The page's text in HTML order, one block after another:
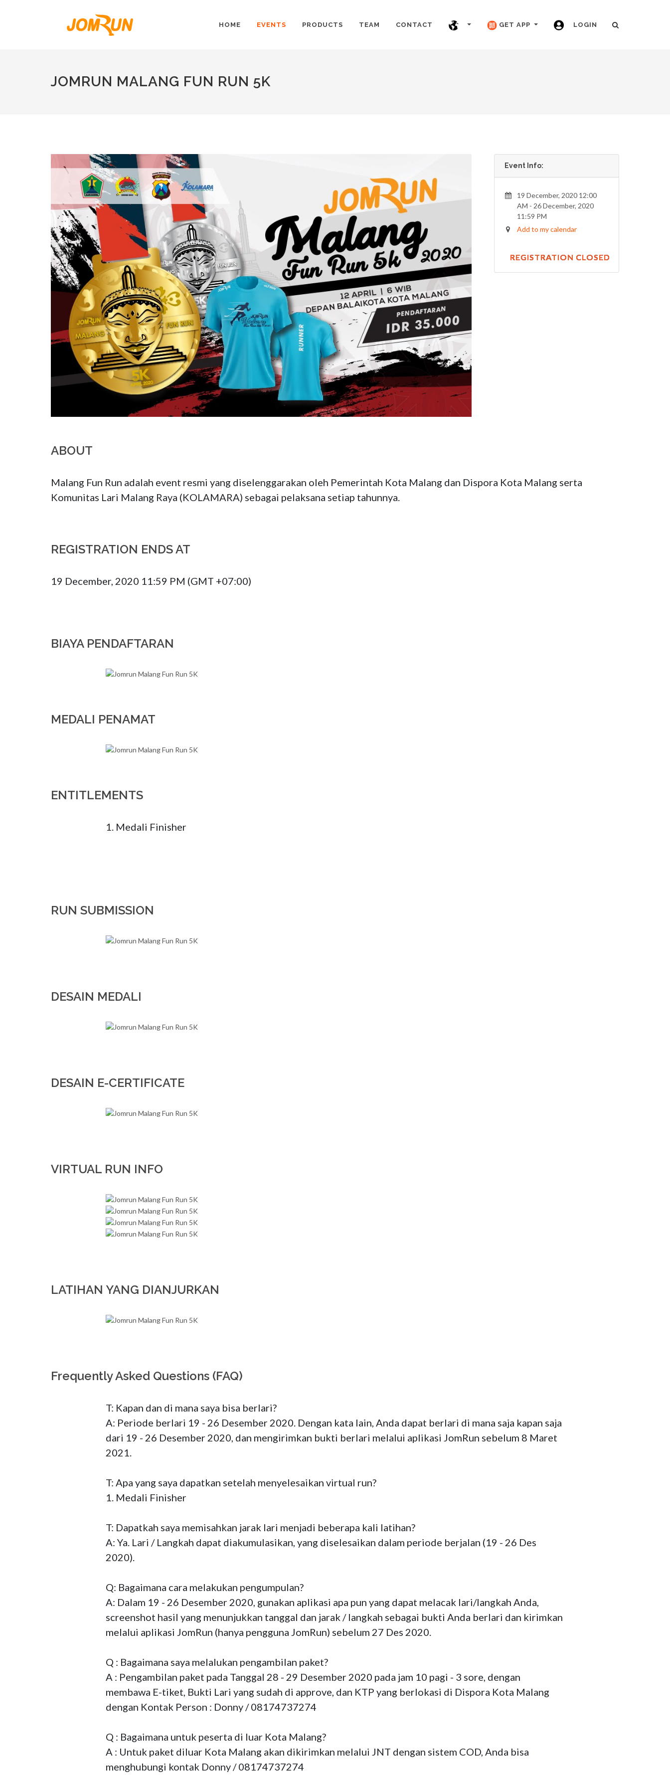
HOME EVENTS PRODUCTS TEAM CONTACT GET APP LOGIN
JOMRUN MALANG FUN RUN 5K
Event Info:
19 December, 2020 12:00
AM - 26 December, 2020
11:59 PM
Add to my calendar
REGISTRATION CLOSED
ABOUT
Malang Fun Run adalah event resmi yang diselenggarakan oleh Pemerintah Kota Malang dan Dispora Kota Malang serta
Komunitas Lari Malang Raya (KOLAMARA) sebagai pelaksana setiap tahunnya.
REGISTRATION ENDS AT
19 December, 2020 11:59 PM (GMT +07:00)
BIAYA PENDAFTARAN
MEDALI PENAMAT
ENTITLEMENTS
1. Medali Finisher
RUN SUBMISSION
DESAIN MEDALI
DESAIN E-CERTIFICATE
VIRTUAL RUN INFO
LATIHAN YANG DIANJURKAN
Frequently Asked Questions (FAQ)
T: Kapan dan di mana saya bisa berlari?
A: Periode berlari 19 - 26 Desember 2020. Dengan kata lain, Anda dapat berlari di mana saja kapan saja
dari 19 - 26 Desember 2020, dan mengirimkan bukti berlari melalui aplikasi JomRun sebelum 8 Maret
2021.
T: Apa yang saya dapatkan setelah menyelesaikan virtual run?
1. Medali Finisher
T: Dapatkah saya memisahkan jarak lari menjadi beberapa kali latihan?
A: Ya. Lari / Langkah dapat diakumulasikan, yang diselesaikan dalam periode berjalan (19 - 26 Des
2020).
Q: Bagaimana cara melakukan pengumpulan?
A: Dalam 19 - 26 Desember 2020, gunakan aplikasi apa pun yang dapat melacak lari/langkah Anda,
screenshot hasil yang menunjukkan tanggal dan jarak / langkah sebagai bukti Anda berlari dan kirimkan
melalui aplikasi JomRun (hanya pengguna JomRun) sebelum 27 Des 2020.
Q : Bagaimana saya melalukan pengambilan paket?
A : Pengambilan paket pada Tanggal 28 - 29 Desember 2020 pada jam 10 pagi - 3 sore, dengan
membawa E-tiket, Bukti Lari yang sudah di approve, dan KTP yang berlokasi di Dispora Kota Malang
dengan Kontak Person : Donny / 08174737274
Q : Bagaimana untuk peserta di luar Kota Malang?
A : Untuk paket diluar Kota Malang akan dikirimkan melalui JNT dengan sistem COD, Anda bisa
menghubungi kontak Donny / 08174737274